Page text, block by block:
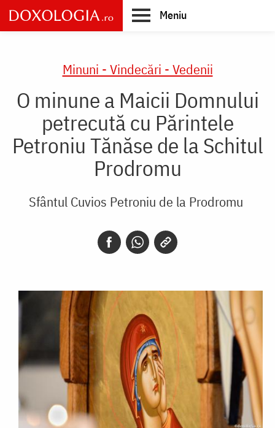
Skip
to
main
Meniu
Minuni - Vindecări - Vedenii
O minune a Maicii Domnului
petrecută cu Părintele
Petroniu Tănăse de la Schitul
Prodromu
Sfântul Cuvios Petroniu de la Prodromu